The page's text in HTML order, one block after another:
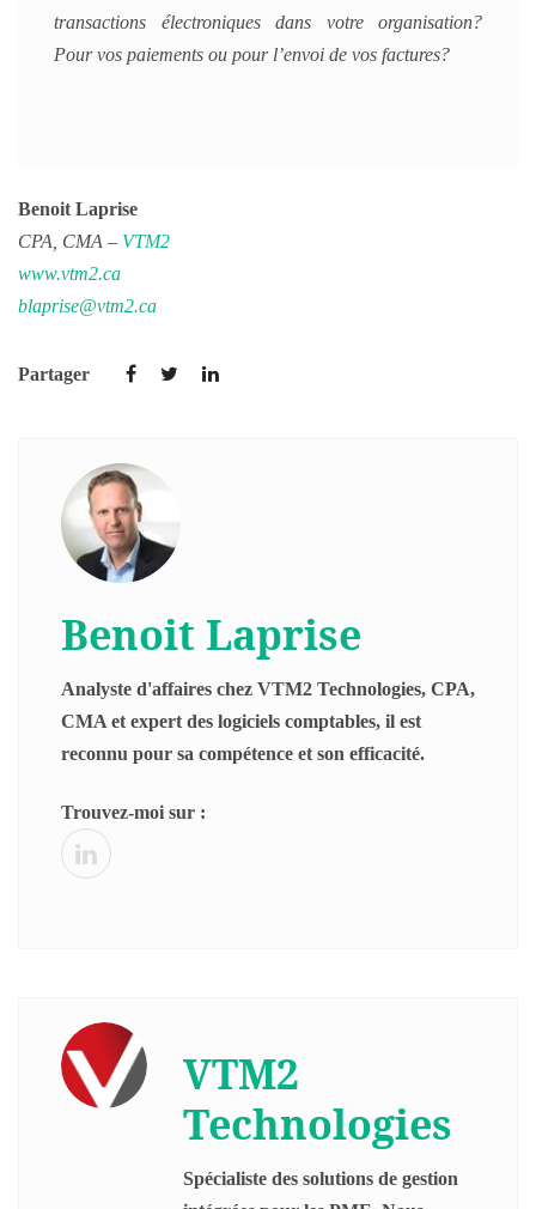
transactions électroniques dans votre organisation?
Pour vos paiements ou pour l’envoi de vos factures?
Benoit Laprise
CPA, CMA – VTM2
www.vtm2.ca
blaprise@vtm2.ca
Partager
Benoit Laprise
Analyste d'affaires chez VTM2 Technologies, CPA,
CMA et expert des logiciels comptables, il est
reconnu pour sa compétence et son efficacité.
Trouvez-moi sur :
VTM2
Technologies
Spécialiste des solutions de gestion